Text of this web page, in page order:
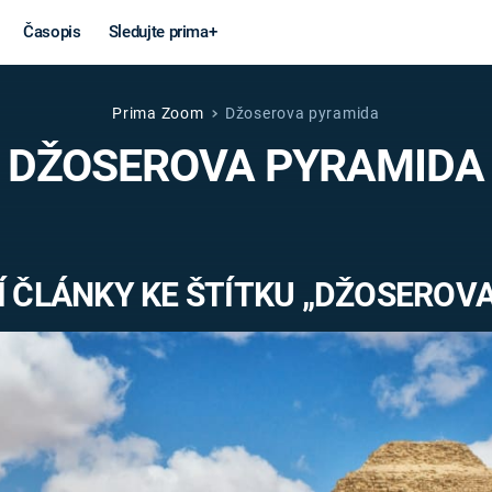
Časopis Sledujte prima+
Věda a
technika
MARS
Války
VÁLEČNÉ
Záhady a
Prima Zoom Džoserova pyramida
DŽOSEROVA PYRAMIDA
KE ŠTÍTKU